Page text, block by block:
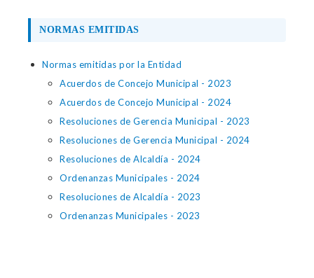
NORMAS EMITIDAS
Normas emitidas por la Entidad
Acuerdos de Concejo Municipal - 2023
Acuerdos de Concejo Municipal - 2024
Resoluciones de Gerencia Municipal - 2023
Resoluciones de Gerencia Municipal - 2024
Resoluciones de Alcaldía - 2024
Ordenanzas Municipales - 2024
Resoluciones de Alcaldía - 2023
Ordenanzas Municipales - 2023